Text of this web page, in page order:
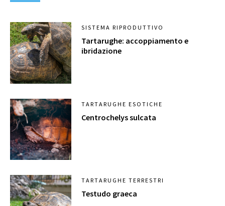
SISTEMA RIPRODUTTIVO
Tartarughe: accoppiamento e
ibridazione
TARTARUGHE ESOTICHE
Centrochelys sulcata
TARTARUGHE TERRESTRI
Testudo graeca